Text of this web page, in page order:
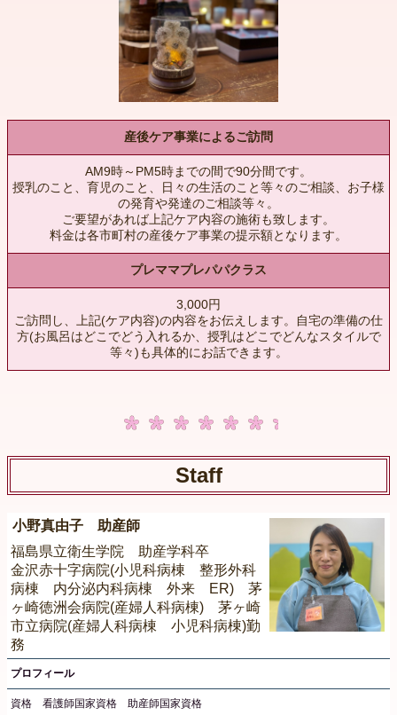
産後ケア事業によるご訪問
AM9時～PM5時までの間で90分間です。
授乳のこと、育児のこと、日々の生活のこと等々のご相談、お子様
の発育や発達のご相談等々。
ご要望があれば上記ケア内容の施術も致します。
料金は各市町村の産後ケア事業の提示額となります。
プレママプレパパクラス
3,000円
ご訪問し、上記(ケア内容)の内容をお伝えします。自宅の準備の仕
方(お風呂はどこでどう入れるか、授乳はどこでどんなスタイルで
等々)も具体的にお話できます。
Staff
小野真由子 助産師
福島県立衛生学院 助産学科卒
金沢赤十字病院(小児科病棟 整形外科
病棟 内分泌内科病棟 外来 ER) 茅
ヶ崎徳洲会病院(産婦人科病棟) 茅ヶ崎
市立病院(産婦人科病棟 小児科病棟)勤
務
プロフィール
資格 看護師国家資格 助産師国家資格